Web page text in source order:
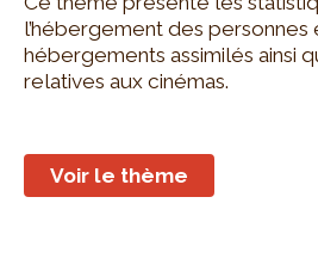
l’hébergement des personnes
hébergements assimilés ainsi
relatives aux cinémas.
Voir le thème